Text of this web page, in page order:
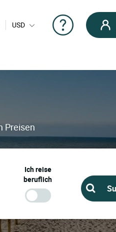
USD
Preisen
Ich reise
beruflich